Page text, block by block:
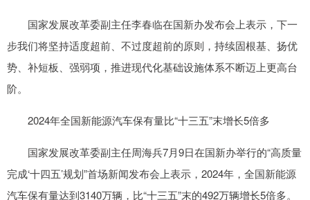
国家发展改革委副主任李春临在国新办发布会上表示，下一
步我们将坚持适度超前、不过度超前的原则，持续固根基、扬优
势、补短板、强弱项，推进现代化基础设施体系不断迈上更高台
阶。
2024年全国新能源汽车保有量比“十三五”末增长5倍多
国家发展改革委副主任周海兵7月9日在国新办举行的“高质量
完成‘十四五’规划”首场新闻发布会上表示，2024年，全国新能源
汽车保有量达到3140万辆，比“十三五”末的492万辆增长5倍多。